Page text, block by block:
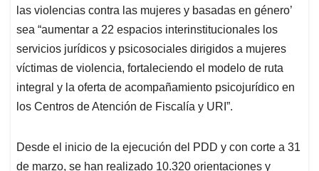
las violencias contra las mujeres y basadas en género’
sea “aumentar a 22 espacios interinstitucionales los
servicios jurídicos y psicosociales dirigidos a mujeres
víctimas de violencia, fortaleciendo el modelo de ruta
integral y la oferta de acompañamiento psicojurídico en
los Centros de Atención de Fiscalía y URI”.
Desde el inicio de la ejecución del PDD y con corte a 31
de marzo, se han realizado 10.320 orientaciones y